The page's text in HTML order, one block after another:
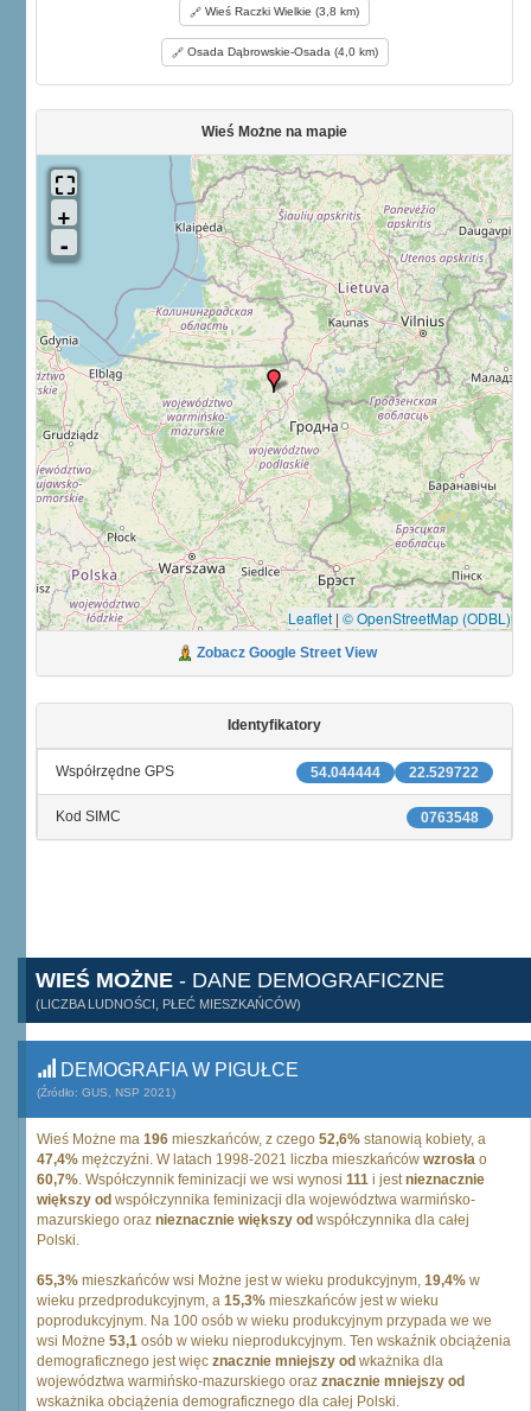
Wieś Raczki Wielkie (3,8 km)
Osada Dąbrowskie-Osada (4,0 km)
Wieś Możne na mapie
Leaflet | © OpenStreetMap (ODBL)
Zobacz Google Street View
Identyfikatory
22.529722
54.044444
Współrzędne GPS
0763548
Kod SIMC
WIEŚ MOŻNE - DANE DEMOGRAFICZNE
(LICZBA LUDNOŚCI, PŁEĆ MIESZKAŃCÓW)
DEMOGRAFIA W PIGUŁCE
(Źródło: GUS, NSP 2021)
Wieś Możne ma 196 mieszkańców, z czego 52,6% stanowią kobiety, a
47,4% mężczyźni. W latach 1998-2021 liczba mieszkańców wzrosła o
60,7%. Współczynnik feminizacji we wsi wynosi 111 i jestnieznacznie
większy od współczynnika feminizacji dla województwa warmińsko-
mazurskiego oraz nieznacznie większy od współczynnika dla całej
Polski.
65,3% mieszkańców wsi Możne jest w wieku produkcyjnym, 19,4% w
wieku przedprodukcyjnym, a 15,3% mieszkańców jest w wieku
poprodukcyjnym. Na 100 osób w wieku produkcyjnym przypada we we
wsi Możne 53,1 osób w wieku nieprodukcyjnym. Ten wskaźnik obciążenia
demograficznego jest więc znacznie mniejszy od wkażnika dla
województwa warmińsko-mazurskiego oraz znacznie mniejszy od
wskażnika obciążenia demograficznego dla całej Polski.